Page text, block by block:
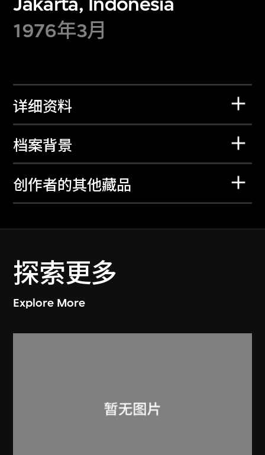
1976年3月
详细资料
档案背景
创作者的其他藏品
探索更多
Explore More